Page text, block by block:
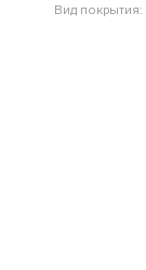
Вид покрытия: